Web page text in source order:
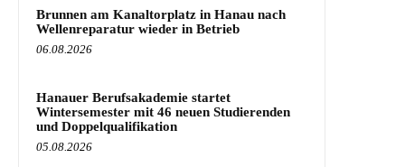
Brunnen am Kanaltorplatz in Hanau nach
Wellenreparatur wieder in Betrieb
06.08.2026
Hanauer Berufsakademie startet
Wintersemester mit 46 neuen Studierenden
und Doppelqualifikation
05.08.2026